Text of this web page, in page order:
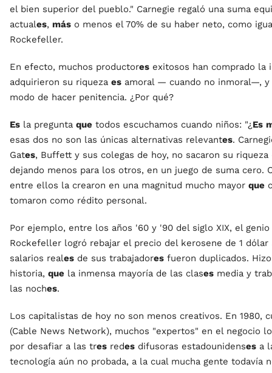
el bien superior del pueblo." Carnegie regaló una suma
actuales, más o menos el 70% de su haber neto, como
Rockefeller.
En efecto, muchos productores exitosos han comprado la
adquirieron su riqueza es amoral — cuando no inmoral—,
modo de hacer penitencia. ¿Por qué?
Es la pregunta que todos escuchamos cuando niños: "¿Es
esas dos no son las únicas alternativas relevantes.
Gates, Buffett y sus colegas de hoy, no sacaron su
dejando menos para los otros, en un juego de suma cero.
entre ellos la crearon en una magnitud mucho mayor que
tomaron como rédito personal.
Por ejemplo, entre los años '60 y '90 del siglo XIX, el
Rockefeller logró rebajar el precio del kerosene de 1 dólar
salarios reales de sus trabajadores fueron duplicados.
historia, que la inmensa mayoría de las clases media y
las noches.
Los capitalistas de hoy no son menos creativos. En 1980,
(Cable News Network), muchos "expertos" en el negocio
por desafiar a las tres redes difusoras estadounidenses a
tecnología aún no probada, a la cual mucha gente todavía